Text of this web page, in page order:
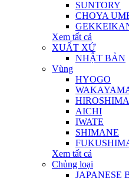
SUNTORY
CHOYA
Xem tất cả
XUẤT XỨ
NHẬT BẢN
Vùng
HYOGO
HIROSHIMA
AICHI
IWATE
SHIMANE
Xem tất cả
Chủng loại
JAPANESE